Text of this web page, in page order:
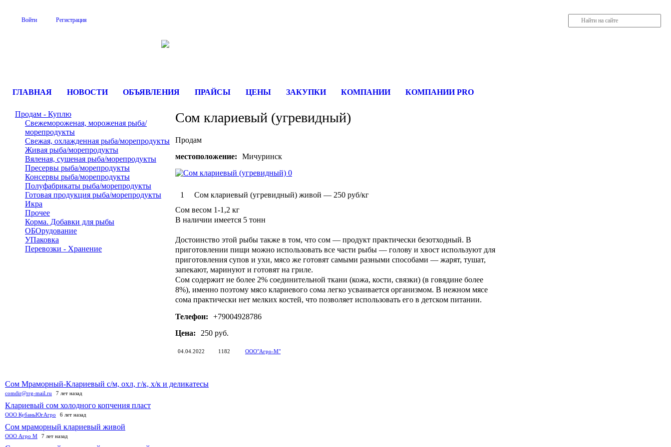
Войти Регистрация
ГЛАВНАЯ НОВОСТИ ОБЪЯВЛЕНИЯ ПРАЙСЫ ЦЕНЫ ЗАКУПКИ КОМПАНИИ КОМПАНИИ PRO
Продам - Куплю
Свежемороженая, мороженая рыба/
морепродукты
Свежая, охлажденная рыба/морепродукты
Живая рыба/морепродукты
Вяленая, сушеная рыба/морепродукты
Пресервы рыба/морепродукты
Консервы рыба/морепродукты
Полуфабрикаты рыба/морепродукты
Готовая продукция рыба/морепродукты
Икра
Прочее
Корма. Добавки для рыбы
ОБОрудование
УПаковка
Перевозки - Хранение
Сом клариевый (угревидный)
Продам
местоположение:
Мичуринск
1
Сом клариевый (угревидный) живой — 250 руб/кг
Сом весом 1-1,2 кг
В наличии имеется 5 тонн
Достоинство этой рыбы также в том, что сом — продукт практически безотходный. В
приготовлении пищи можно использовать все части рыбы — голову и хвост используют для
приготовления супов и ухи, мясо же готовят самыми разными способами — жарят, тушат,
запекают, маринуют и готовят на гриле.
Сом содержит не более 2% соединительной ткани (кожа, кости, связки) (в говядине более
8%), именно поэтому мясо клариевого сома легко усваивается организмом. В нежном мясе
сома практически нет мелких костей, что позволяет использовать его в детском питании.
Телефон:
+79004928786
Цена:
250 руб.
04.04.2022 1182 ООО"Агро-М"
Сом Мраморный-Клариевый с/м, охл, г/к, х/к и деликатесы
comdir@rrg-mail.ru 7 лет назад
Клариевый сом холодного копчения пласт
ООО КубаньЮгАгро 6 лет назад
Сом мраморный клариевый живой
ООО Агро М 7 лет назад